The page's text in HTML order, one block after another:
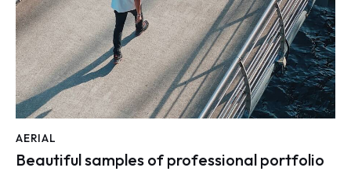
AERIAL
Beautiful samples of professional portfolio